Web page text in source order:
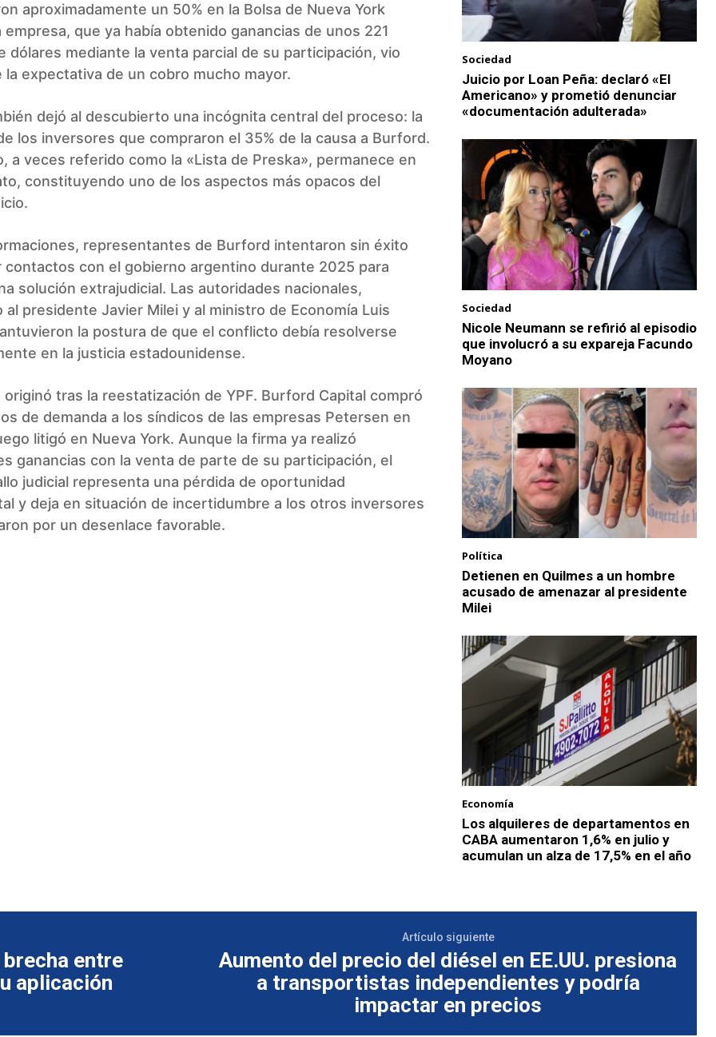
aproximadamente un 50% en la Bolsa de Nueva York
empresa, que ya había obtenido ganancias de unos 221
dólares mediante la venta parcial de su participación, vio
la expectativa de un cobro mucho mayor.
dejó al descubierto una incógnita central del proceso: la
los inversores que compraron el 35% de la causa a Burford.
a veces referido como la «Lista de Preska», permanece en
constituyendo uno de los aspectos más opacos del
representantes de Burford intentaron sin éxito
contactos con el gobierno argentino durante 2025 para
solución extrajudicial. Las autoridades nacionales,
al presidente Javier Milei y al ministro de Economía Luis
la postura de que el conflicto debía resolverse
en la justicia estadounidense.
originó tras la reestatización de YPF. Burford Capital compró
de demanda a los síndicos de las empresas Petersen en
litigó en Nueva York. Aunque la firma ya realizó
ganancias con la venta de parte de su participación, el
judicial representa una pérdida de oportunidad
y deja en situación de incertidumbre a los otros inversores
por un desenlace favorable.
Sociedad
Juicio por Loan Peña: declaró «El
Americano» y prometió denunciar
«documentación adulterada»
Sociedad
Nicole Neumann se refirió al episodio
que involucró a su expareja Facundo
Moyano
Política
Detienen en Quilmes a un hombre
acusado de amenazar al presidente
Milei
Economía
Los alquileres de departamentos en
CABA aumentaron 1,6% en julio y
acumulan un alza de 17,5% en el año
entre
aplicación
Artículo siguiente
Aumento del precio del diésel en EE.UU. presiona
a transportistas independientes y podría
impactar en precios